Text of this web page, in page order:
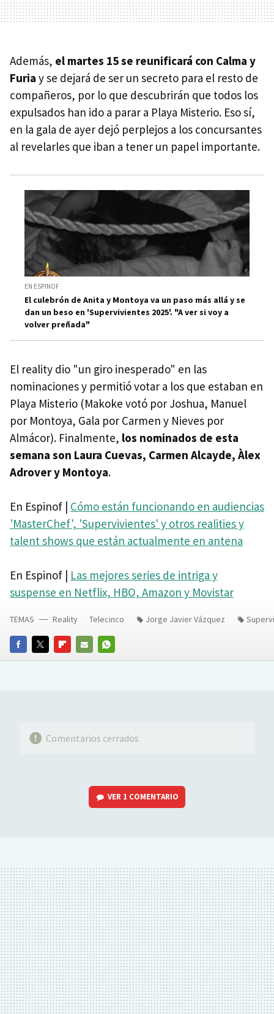
Además, el martes 15 se reunificará con Calma y
Furia y se dejará de ser un secreto para el resto de
compañeros, por lo que descubrirán que todos los
expulsados han ido a parar a Playa Misterio. Eso sí,
en la gala de ayer dejó perplejos a los concursantes
al revelarles que iban a tener un papel importante.
EN ESPINOF
El culebrón de Anita y Montoya va un paso más allá y se
dan un beso en 'Supervivientes 2025'. "A ver si voy a
volver preñada"
El reality dio "un giro inesperado" en las
nominaciones y permitió votar a los que estaban en
Playa Misterio (Makoke votó por Joshua, Manuel
por Montoya, Gala por Carmen y Nieves por
Almácor). Finalmente, los nominados de esta
semana son Laura Cuevas, Carmen Alcayde, Àlex
Adrover y Montoya.
En Espinof | Cómo están funcionando en audiencias
'MasterChef', 'Supervivientes' y otros realities y
talent shows que están actualmente en antena
En Espinof | Las mejores series de intriga y
suspense en Netflix, HBO, Amazon y Movistar
FACEBOOKTWITTERFLIPBOARD
E-
WHATSAPP
TEMAS Reality Telecinco Jorge Javier Vázquez
Comentarios cerrados
VER 1 COMENTARIO